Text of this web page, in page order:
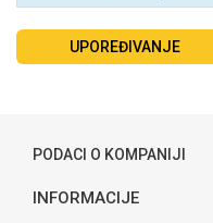
UPOREĐIVANJE
PODACI O KOMPANIJI
Gama S doo
INFORMACIJE